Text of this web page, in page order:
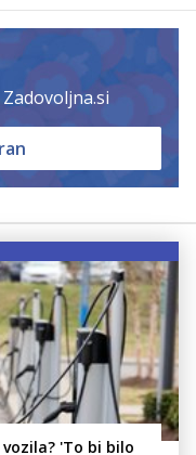
'To bi bilo